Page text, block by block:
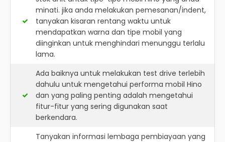
minati. jika anda melakukan pemesanan/indent,
tanyakan kisaran rentang waktu untuk
mendapatkan warna dan tipe mobil yang
diinginkan untuk menghindari menunggu terlalu
lama.
Ada baiknya untuk melakukan test drive terlebih
dahulu untuk mengetahui performa mobil Hino
dan yang paling penting adalah mengetahui
fitur-fitur yang sering digunakan saat
berkendara.
Tanyakan informasi lembaga pembiayaan yang